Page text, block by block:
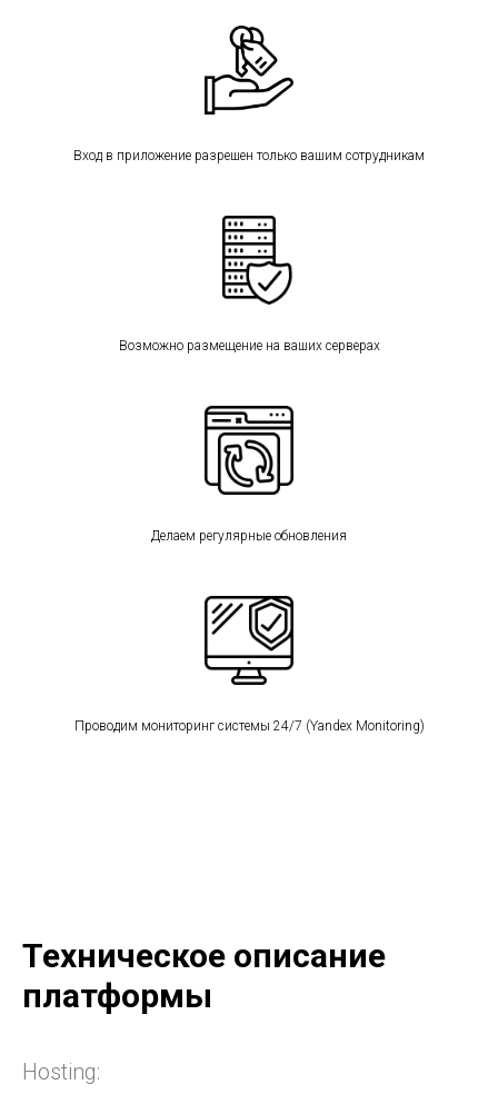
Вход в приложение разрешен только вашим сотрудникам
Возможно размещение на ваших серверах
Делаем регулярные обновления
Проводим мониторинг системы 24/7 (Yandex Monitoring)
Техническое описание
платформы
Hosting: